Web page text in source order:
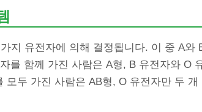
지 유전자에 의해 결정됩니다. 이 중 A와
를 함께 가진 사람은 A형, B 유전자와 O
모두 가진 사람은 AB형, O 유전자만 두